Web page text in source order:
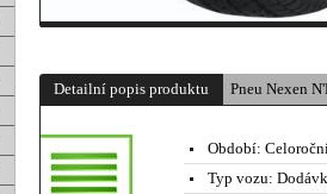
Detailní popis produktu Pneu Nexen
Období:
Typ vozu: